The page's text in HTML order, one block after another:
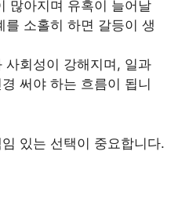
많아지며 유혹이 늘어날
를 소홀히 하면 갈등이 생
사회성이 강해지며, 일과
써야 하는 흐름이 됩니
있는 선택이 중요합니다.